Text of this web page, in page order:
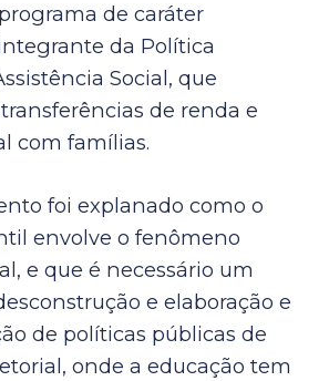
de caráter
da Política
Social, que
de renda e
com famílias.
foi explanado como o
envolve o fenômeno
e que é necessário um
e elaboração e
de políticas públicas de
onde a educação tem